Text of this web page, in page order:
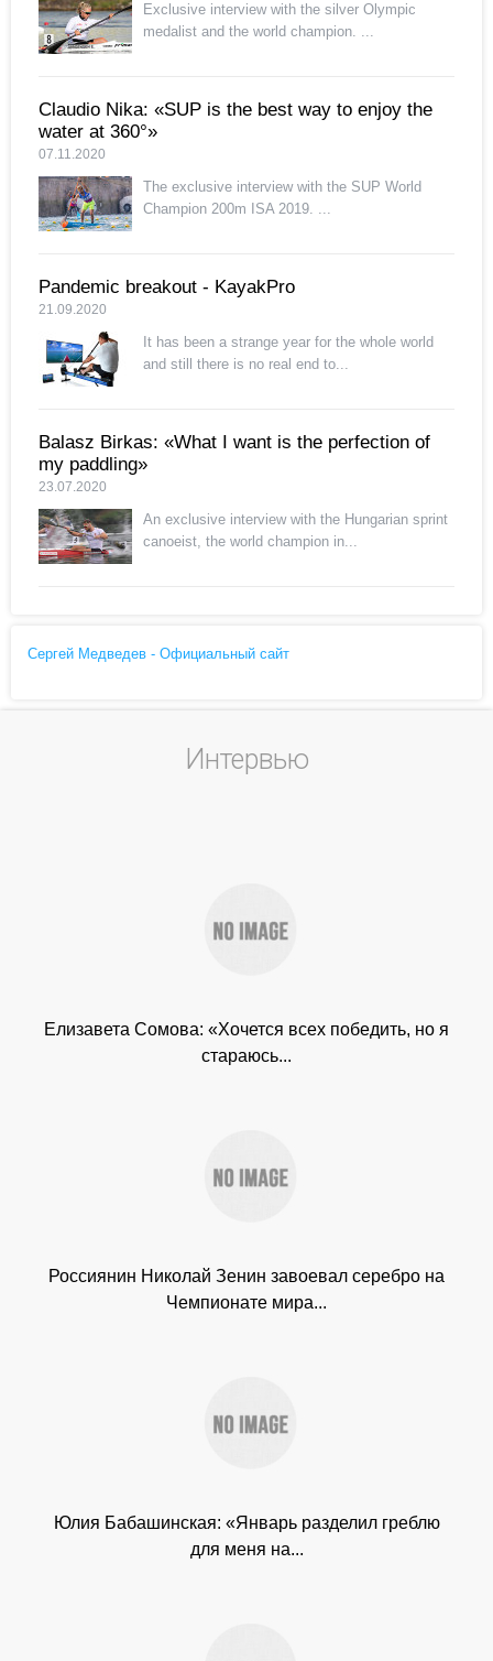
Exclusive interview with the silver Olympic
medalist and the world champion. ...
Claudio Nika: «SUP is the best way to enjoy the
water at 360°»
07.11.2020
The exclusive interview with the SUP World
Champion 200m ISA 2019. ...
Pandemic breakout - KayakPro
21.09.2020
It has been a strange year for the whole world
and still there is no real end to...
Balasz Birkas: «What I want is the perfection of
my paddling»
23.07.2020
An exclusive interview with the Hungarian sprint
canoeist, the world champion in...
Сергей Медведев - Официальный сайт
Интервью
Елизавета Сомова: «Хочется всех победить, но я
стараюсь...
Россиянин Николай Зенин завоевал серебро на
Чемпионате мира...
Юлия Бабашинская: «Январь разделил греблю
для меня на...